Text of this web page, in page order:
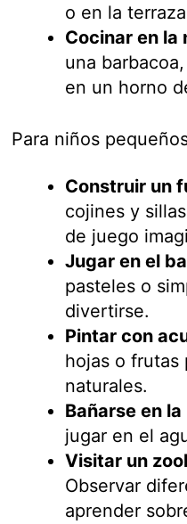
o en la
Cocinar en la
una
en un horno
Para niños
Construir un
cojines y
de juego
Jugar en el
pasteles o
divertirse.
Pintar con
hojas o frutas
naturales.
Bañarse en
jugar en el
Visitar un
Observar
aprender